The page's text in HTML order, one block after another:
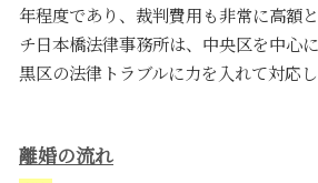
年程度であり、裁判費用も非常に高額
チ日本橋法律事務所は、中央区を中心
黒区の法律トラブルに力を入れて対応
離婚の流れ